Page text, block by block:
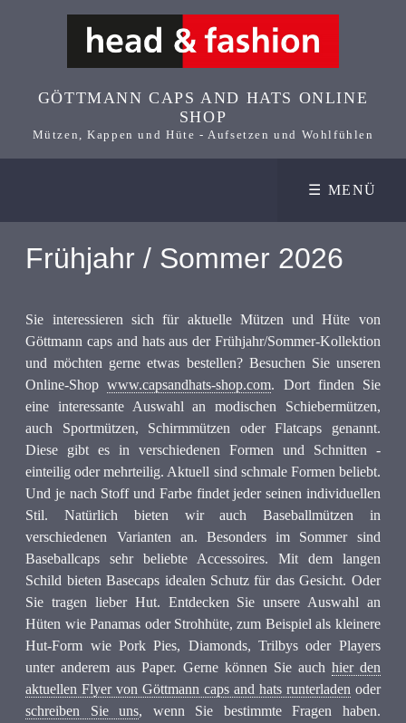
GÖTTMANN CAPS AND HATS ONLINE
SHOP
Mützen, Kappen und Hüte - Aufsetzen und Wohlfühlen
☰ MENÜ
Frühjahr / Sommer 2026
Sie interessieren sich für aktuelle Mützen und Hüte von
Göttmann caps and hats aus der Frühjahr/Sommer-Kollektion
und möchten gerne etwas bestellen? Besuchen Sie unseren
Online-Shopwww.capsandhats-shop.com. Dort finden Sie
eine interessante Auswahl an modischen Schiebermützen,
auch Sportmützen, Schirmmützen oder Flatcaps genannt.
Diese gibt es in verschiedenen Formen und Schnitten -
einteilig oder mehrteilig. Aktuell sind schmale Formen beliebt.
Und je nach Stoff und Farbe findet jeder seinen individuellen
Stil. Natürlich bieten wir auch Baseballmützen in
verschiedenen Varianten an. Besonders im Sommer sind
Baseballcaps sehr beliebte Accessoires. Mit dem langen
Schild bieten Basecaps idealen Schutz für das Gesicht. Oder
Sie tragen lieber Hut. Entdecken Sie unsere Auswahl an
Hüten wie Panamas oder Strohhüte, zum Beispiel als kleinere
Hut-Form wie Pork Pies, Diamonds, Trilbys oder Players
unter anderem aus Paper. Gerne können Sie auch hier den
aktuellen Flyer von Göttmann caps and hats runterladen oder
schreiben Sie uns, wenn Sie bestimmte Fragen haben.